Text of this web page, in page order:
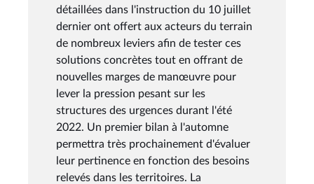
détaillées dans l'instruction du 10 juillet
dernier ont offert aux acteurs du terrain
de nombreux leviers afin de tester ces
solutions concrètes tout en offrant de
nouvelles marges de manœuvre pour
lever la pression pesant sur les
structures des urgences durant l'été
2022. Un premier bilan à l'automne
permettra très prochainement d'évaluer
leur pertinence en fonction des besoins
relevés dans les territoires. La